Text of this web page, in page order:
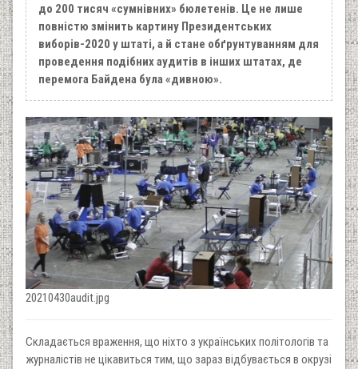
до 200 тисяч «сумнівних» бюлетенів. Це не лише
повністю змінить картину Президентських
виборів-2020 у штаті, а й стане обґрунтуванням для
проведення подібних аудитів в інших штатах, де
перемога Байдена була «дивною».
20210430audit.jpg
Складається враження, що ніхто з українських політологів та
журналістів не цікавиться тим, що зараз відбувається в окрузі